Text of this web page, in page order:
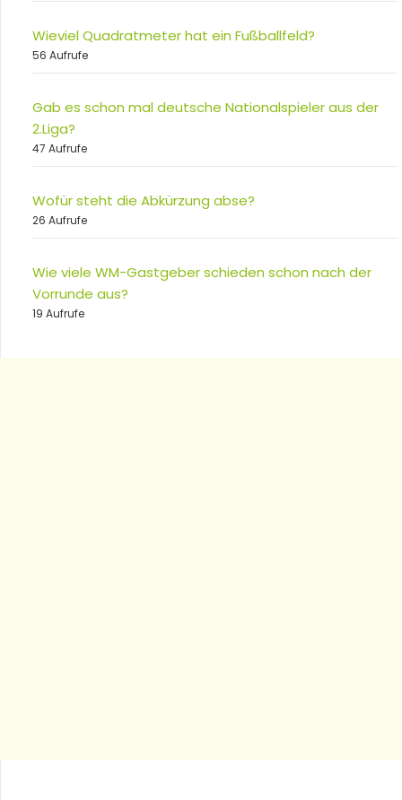
Wieviel Quadratmeter hat ein Fußballfeld?
56 Aufrufe
Gab es schon mal deutsche Nationalspieler aus der
2.Liga?
47 Aufrufe
Wofür steht die Abkürzung abse?
26 Aufrufe
Wie viele WM-Gastgeber schieden schon nach der
Vorrunde aus?
19 Aufrufe